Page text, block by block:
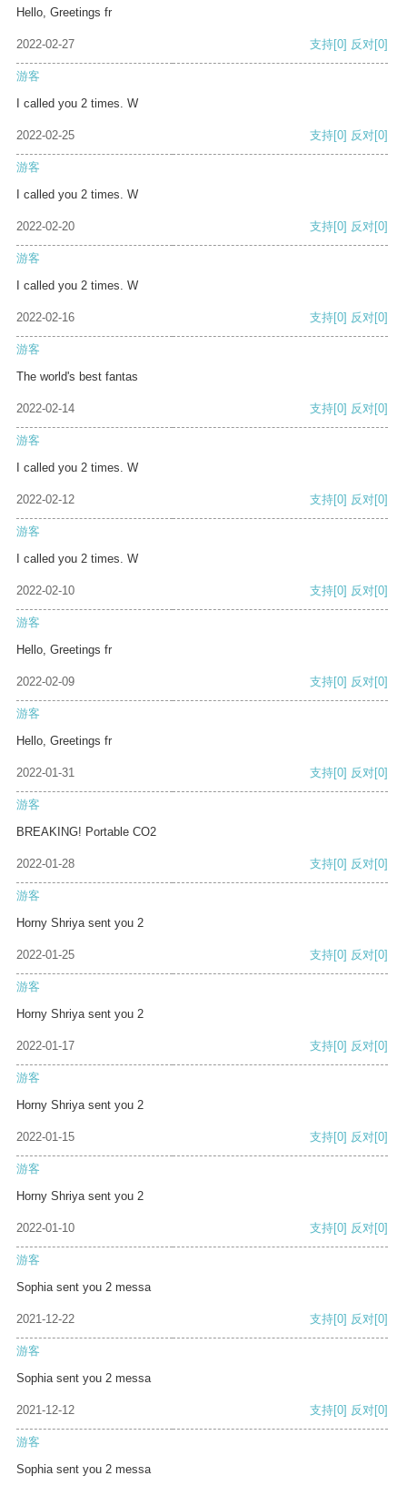
Hello, Greetings fr
2022-02-27 支持[0] 反对[0]
游客
I called you 2 times. W
2022-02-25 支持[0] 反对[0]
游客
I called you 2 times. W
2022-02-20 支持[0] 反对[0]
游客
I called you 2 times. W
2022-02-16 支持[0] 反对[0]
游客
The world's best fantas
2022-02-14 支持[0] 反对[0]
游客
I called you 2 times. W
2022-02-12 支持[0] 反对[0]
游客
I called you 2 times. W
2022-02-10 支持[0] 反对[0]
游客
Hello, Greetings fr
2022-02-09 支持[0] 反对[0]
游客
Hello, Greetings fr
2022-01-31 支持[0] 反对[0]
游客
BREAKING! Portable CO2
2022-01-28 支持[0] 反对[0]
游客
Horny Shriya sent you 2
2022-01-25 支持[0] 反对[0]
游客
Horny Shriya sent you 2
2022-01-17 支持[0] 反对[0]
游客
Horny Shriya sent you 2
2022-01-15 支持[0] 反对[0]
游客
Horny Shriya sent you 2
2022-01-10 支持[0] 反对[0]
游客
Sophia sent you 2 messa
2021-12-22 支持[0] 反对[0]
游客
Sophia sent you 2 messa
2021-12-12 支持[0] 反对[0]
游客
Sophia sent you 2 messa